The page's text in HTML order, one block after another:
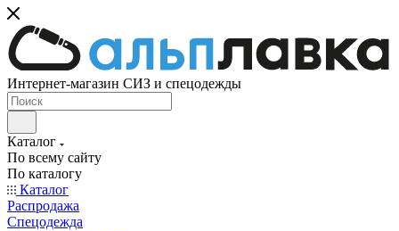
Интернет-магазин СИЗ и спецодежды
Каталог
По всему сайту
По каталогу
Каталог
Распродажа
Спецодежда